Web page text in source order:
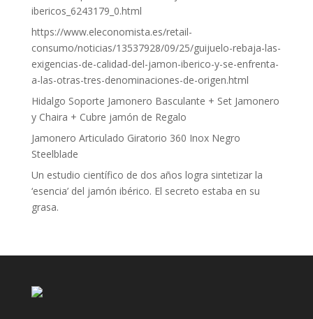
ibericos_6243179_0.html
https://www.eleconomista.es/retail-
consumo/noticias/13537928/09/25/guijuelo-rebaja-las-
exigencias-de-calidad-del-jamon-iberico-y-se-enfrenta-
a-las-otras-tres-denominaciones-de-origen.html
Hidalgo Soporte Jamonero Basculante + Set Jamonero
y Chaira + Cubre jamón de Regalo
Jamonero Articulado Giratorio 360 Inox Negro
Steelblade
Un estudio científico de dos años logra sintetizar la
‘esencia’ del jamón ibérico. El secreto estaba en su
grasa.